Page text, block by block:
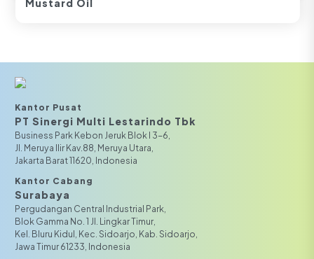
Kantor Pusat
PT Sinergi Multi Lestarindo Tbk‎‎
Business Park Kebon Jeruk Blok I 3-6,
JI. Meruya Ilir Kav.88, Meruya Utara,
Jakarta Barat 11620, Indonesia
Kantor Cabang
Surabaya
Pergudangan Central Industrial Park,
Blok Gamma No. 1 Jl. Lingkar Timur,
Kel. Bluru Kidul, Kec. Sidoarjo, Kab. Sidoarjo,
Jawa Timur 61233, Indonesia